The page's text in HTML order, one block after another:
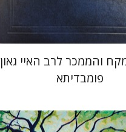
$45
והממכר לרב האיי גאון
פומבדיתא